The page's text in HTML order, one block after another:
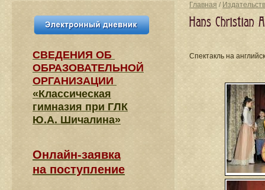
Главная /
Hans Christian
Спектакль на
СВЕДЕНИЯ​ ОБ
ОБРАЗОВАТЕЛЬНОЙ
ОРГАНИЗАЦИИ
«Классическая
гимназия при ГЛК
Ю.А. Шичалина»
Онлайн-заявка
на поступление